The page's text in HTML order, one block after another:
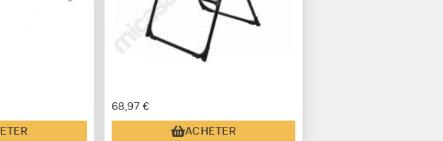
68,97 €
ACHETER